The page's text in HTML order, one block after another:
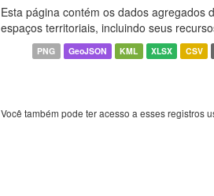
Esta página contém os dados agregados
espaços territoriais, incluindo seus
PNG GeoJSON KML XLSX CSV
Você também pode ter acesso a esses registros